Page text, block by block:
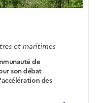
et maritimes
de
son débat
des